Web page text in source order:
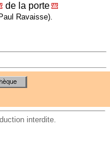
de la porte
Ravaisse).
interdite.